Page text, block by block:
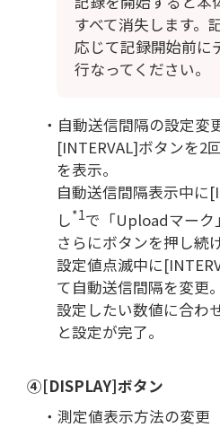
すべて消失します。
応じて記録開始前に
行なってください。
・自動送信間隔の設定変
[INTERVAL]ボタンを2
を表示。
自動送信間隔表示中に
し*1で「Uploadマーク
さらにボタンを押し続
設定値点滅中に
て自動送信間隔を変更。
設定したい数値に合わ
と設定が完了。
④[DISPLAY]ボタン
・測定値表示方法の変更